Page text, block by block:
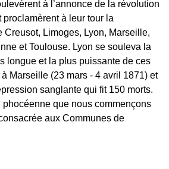
à l’annonce de la révolution
à leur tour la
Creusot, Limoges, Lyon, Marseille,
et Toulouse. Lyon se souleva la
longue et la plus puissante de ces
Marseille (23 mars - 4 avril 1871) et
sanglante qui fit 150 morts.
phocéenne que nous commençons
aux Communes de